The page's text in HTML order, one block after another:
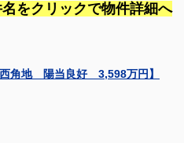
をクリックで物件詳細へ
地 陽当良好 3,598万円】